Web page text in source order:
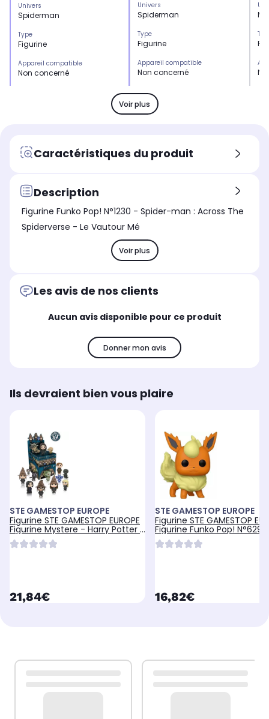
Univers
Spiderman
Type
Figurine
Appareil compatible
Non concerné
Univers
Spiderman
Type
Figurine
Appareil compatible
Non concerné
Licence
Spiderman
Voir plus
Caractéristiques du produit
Description
Figurine Funko Pop! N°1230 - Spider-man : Across The
Spiderverse - Le Vautour Mé
Voir plus
Les avis de nos clients
Aucun avis disponible pour ce produit
Donner mon avis
Ils devraient bien vous plaire
STE GAMESTOP EUROPE
Figurine STE GAMESTOP EUROPE
Figurine Mystere - Harry Potter -
Série
currentPrice
21,84€
STE GAMESTOP EUROPE
Figurine STE GAMESTOP
Figurine Funko Pop! N°629 -
Pokemon -
currentPrice
16,82€